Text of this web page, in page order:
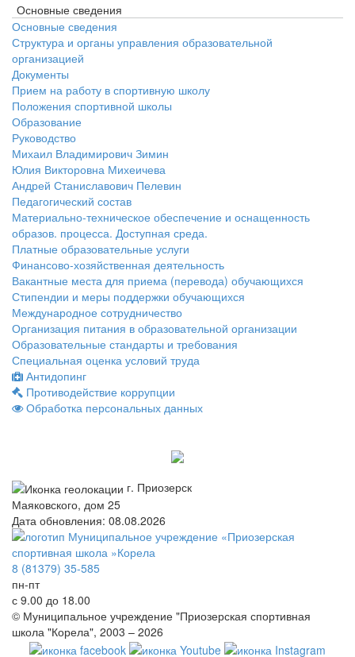
Основные сведения
Основные сведения
Структура и органы управления образовательной
организацией
Документы
Прием на работу в спортивную школу
Положения спортивной школы
Образование
Руководство
Михаил Владимирович Зимин
Юлия Викторовна Михеичева
Андрей Станиславович Пелевин
Педагогический состав
Материально-техническое обеспечение и оснащенность
образов. процесса. Доступная среда.
Платные образовательные услуги
Финансово-хозяйственная деятельность
Вакантные места для приема (перевода) обучающихся
Стипендии и меры поддержки обучающихся
Международное сотрудничество
Организация питания в образовательной организации
Образовательные стандарты и требования
Специальная оценка условий труда
Антидопинг
Противодействие коррупции
Обработка персональных данных
г. Приозерск
Маяковского, дом 25
Дата обновления: 08.08.2026
8 (81379) 35-585
пн-пт
с 9.00 до 18.00
© Муниципальное учреждение "Приозерская спортивная
школа "Корела", 2003 – 2026